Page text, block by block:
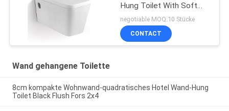
Hung Toilet With Soft
Closes Seat
negotiable MOQ:10 Stücke
CONTACT
Wand gehangene Toilette
8cm kompakte Wohnwand-quadratisches Hotel Wand-Hung
Toilet Black Flush Fors 2x4